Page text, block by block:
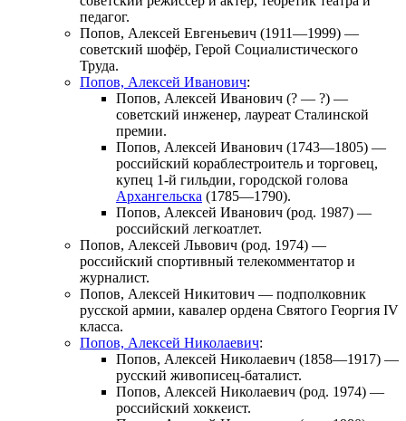
педагог.
Попов, Алексей Евгеньевич (1911—1999) —
советский шофёр, Герой Социалистического
Труда.
Попов, Алексей Иванович:
Попов, Алексей Иванович (? — ?) —
советский инженер, лауреат Сталинской
премии.
Попов, Алексей Иванович (1743—1805) —
российский кораблестроитель и торговец,
купец 1-й гильдии, городской голова
Архангельска (1785—1790).
Попов, Алексей Иванович (род. 1987) —
российский легкоатлет.
Попов, Алексей Львович (род. 1974) —
российский спортивный телекомментатор и
журналист.
Попов, Алексей Никитович — подполковник
русской армии, кавалер ордена Святого Георгия IV
класса.
Попов, Алексей Николаевич:
Попов, Алексей Николаевич (1858—1917) —
русский живописец-баталист.
Попов, Алексей Николаевич (род. 1974) —
российский хоккеист.